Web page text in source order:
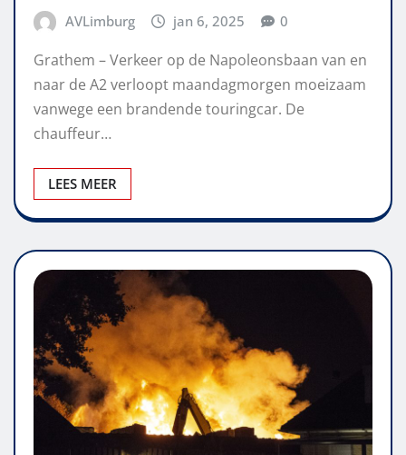
AVLimburg jan 6, 2025 0
Grathem – Verkeer op de Napoleonsbaan van en
naar de A2 verloopt maandagmorgen moeizaam
vanwege een brandende touringcar. De
chauffeur…
LEES MEER